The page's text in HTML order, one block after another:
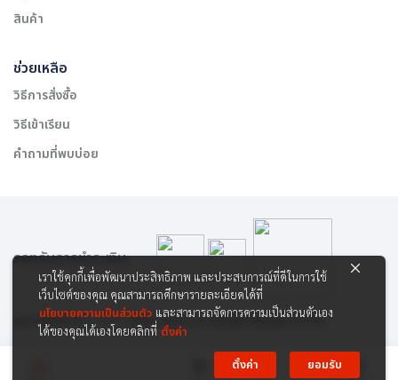
สินค้า
ช่วยเหลือ
วิธีการสั่งซื้อ
วิธีเข้าเรียน
คำถามที่พบบ่อย
สงวนลิขสิทธิ์ © 2565 บริษัท สยาม เคาเซิลลิ่ง เซ็นเตอร์ จำกัด
รองรับการชำระเงิน:
เราใช้คุกกี้เพื่อพัฒนาประสิทธิภาพ และประสบการณ์ที่ดีในการใช้
เว็บไซต์ของคุณ คุณสามารถศึกษารายละเอียดได้ที่
นโยบายความเป็นส่วนตัว และสามารถจัดการความเป็นส่วนตัวเอง
ได้ของคุณได้เองโดยคลิกที่ ตั้งค่า
ตั้งค่า
ยอมรับ